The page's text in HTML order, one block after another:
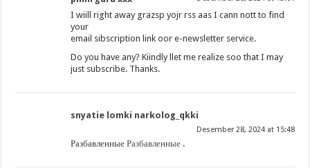
I wiill right away grazsp yojr rss aas I cann nott to find
your
email sibscription link oor e-newsletter service.
Do you have any? Kiindly llet me realize soo that I may
just subscribe. Thanks.
snyatie lomki narkolog_qkki
Desember 28, 2024 at 15:48
РазбавленныеРазбавленные .